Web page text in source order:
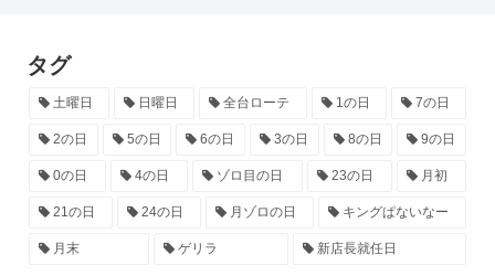
タグ
土曜日 日曜日 全台ローテ 1の日 7の日
2の日 5の日 6の日 3の日 8の日 9の日
0の日 4の日 ゾロ目の日 23の日 月初
21の日 24の日 月ゾロの日 キングぱないなー
月末 ゲリラ 新店長就任日